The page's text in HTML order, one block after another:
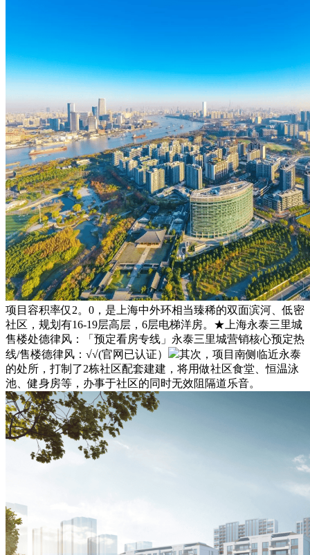
项目容积率仅2。0，是上海中外环相当臻稀的双面滨河、低密
社区，规划有16-19层高层，6层电梯洋房。★上海永泰三里城
售楼处德律风：「预定看房专线」永泰三里城营销核心预定热
线/售楼德律风：√√(官网已认证）
其次，项目南侧临近永泰
的处所，打制了2栋社区配套建建，将用做社区食堂、恒温泳
池、健身房等，办事于社区的同时无效阻隔道乐音。